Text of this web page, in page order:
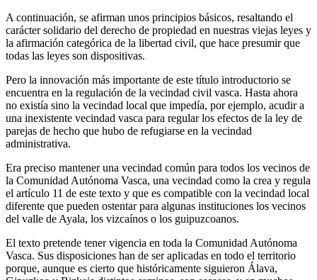
A continuación, se afirman unos principios básicos, resaltando el
carácter solidario del derecho de propiedad en nuestras viejas leyes y
la afirmación categórica de la libertad civil, que hace presumir que
todas las leyes son dispositivas.
Pero la innovación más importante de este título introductorio se
encuentra en la regulación de la vecindad civil vasca. Hasta ahora
no existía sino la vecindad local que impedía, por ejemplo, acudir a
una inexistente vecindad vasca para regular los efectos de la ley de
parejas de hecho que hubo de refugiarse en la vecindad
administrativa.
Era preciso mantener una vecindad común para todos los vecinos de
la Comunidad Autónoma Vasca, una vecindad como la crea y regula
el artículo 11 de este texto y que es compatible con la vecindad local
diferente que pueden ostentar para algunas instituciones los vecinos
del valle de Ayala, los vizcaínos o los guipuzcoanos.
El texto pretende tener vigencia en toda la Comunidad Autónoma
Vasca. Sus disposiciones han de ser aplicadas en todo el territorio
porque, aunque es cierto que históricamente siguieron Álava,